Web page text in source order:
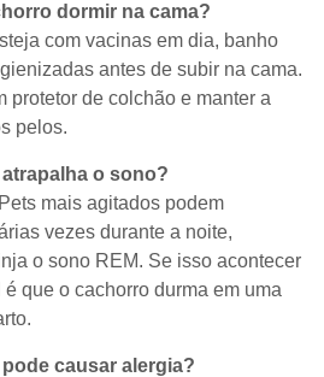
dormir na cama?
com vacinas em dia, banho
antes de subir na cama.
protetor de colchão e manter a
pelos.
o sono?
mais agitados podem
vezes durante a noite,
o sono REM. Se isso acontecer
que o cachorro durma em uma
causar alergia?